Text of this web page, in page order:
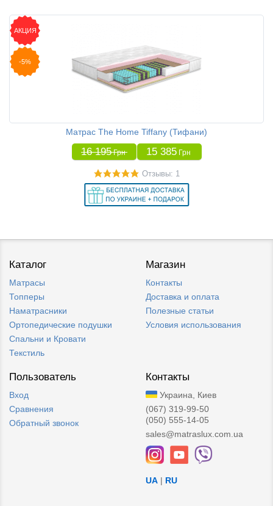
АКЦИЯ
-5%
Матрас The Home Tiffany (Тифани)
16 195 Грн 15 385 Грн
Отзывы: 1
Каталог
Матрасы
Топперы
Наматрасники
Ортопедические подушки
Спальни и Кровати
Текстиль
Магазин
Контакты
Доставка и оплата
Полезные статьи
Условия использования
Пользователь
Вход
Сравнения
Обратный звонок
Контакты
Украина, Киев
(067) 319-99-50
(050) 555-14-05
sales@matraslux.com.ua
UA | RU